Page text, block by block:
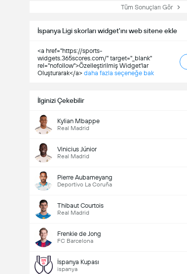
Tüm Sonuçları Gör
İspanya Ligi skorları widget'ını web sitene ekle
<a href="https://sports-
widgets.365scores.com/" target="_blank"
rel="nofollow">Özelleştirilmiş Widget'lar
Oluşturarak</a> daha fazla seçeneğe bak
İlginizi Çekebilir
Kylian Mbappe
Real Madrid
Vinicius Júnior
Real Madrid
Pierre Aubameyang
Deportivo La Coruña
Thibaut Courtois
Real Madrid
Frenkie de Jong
FC Barcelona
İspanya Kupası
ispanya
Maçtaki Toplam Gol (2.5)